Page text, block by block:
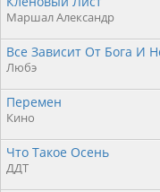
Маршал Александр
Все Зависит От Бога И
Любэ
Перемен
Кино
Что Такое Осень
ДДТ